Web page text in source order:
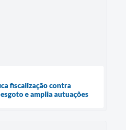
fiscalização contra
e amplia autuações